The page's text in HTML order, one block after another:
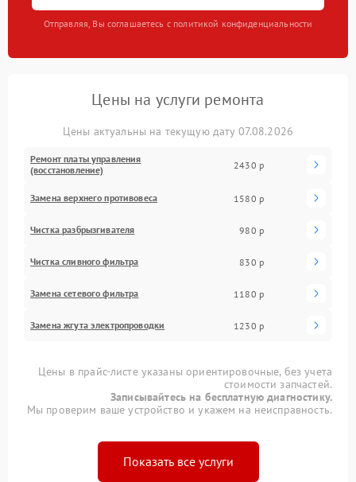
Отправляя, Вы соглашаетесь с политикой конфиденциальности
Цены на услуги ремонта
Цены актуальны на текущую дату 07.08.2026
Ремонт платы управления
(восстановление)
2430 р
Замена верхнего противовеса 1580 р
Чистка разбрызгивателя 980 р
Чистка сливного фильтра 830 р
Замена сетевого фильтра 1180 р
Замена жгута электропроводки 1230 р
Цены в прайс-листе указаны ориентировочные, без учета
стоимости запчастей.
Записывайтесь на бесплатную диагностику.
Мы проверим ваше устройство и укажем на неисправность.
Показать все услуги